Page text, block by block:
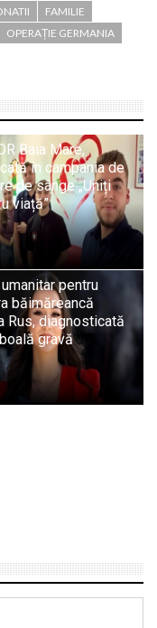
FAMILIE
OPERAȚIE GERMANIA
Baia Mare,
în campania de
de sânge „Uniți
viață”
pentru
băimăreancă
Rus, diagnosticată
gravă